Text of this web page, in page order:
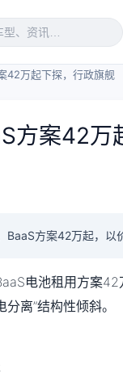
42万起下探，行政旗舰
方案42万
方案42万起，以
电池租用方案42
离”结构性倾斜。